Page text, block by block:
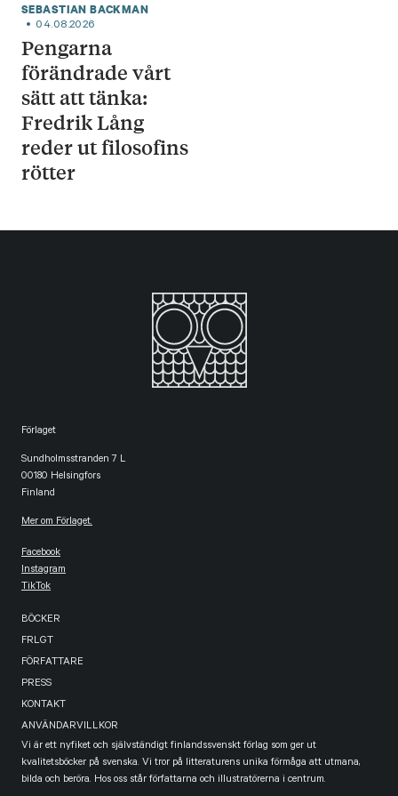
SEBASTIAN BACKMAN
04.08.2026
Pengarna
förändrade vårt
sätt att tänka:
Fredrik Lång
reder ut filosofins
rötter
Förlaget
Sundholmsstranden 7 L
00180 Helsingfors
Finland
Mer om Förlaget.
Facebook
Instagram
TikTok
BÖCKER
FRLGT
FÖRFATTARE
PRESS
KONTAKT
ANVÄNDARVILLKOR
Vi är ett nyfiket och självständigt finlandssvenskt förlag som ger ut
kvalitetsböcker på svenska. Vi tror på litteraturens unika förmåga att utmana,
bilda och beröra. Hos oss står författarna och illustratörerna i centrum.